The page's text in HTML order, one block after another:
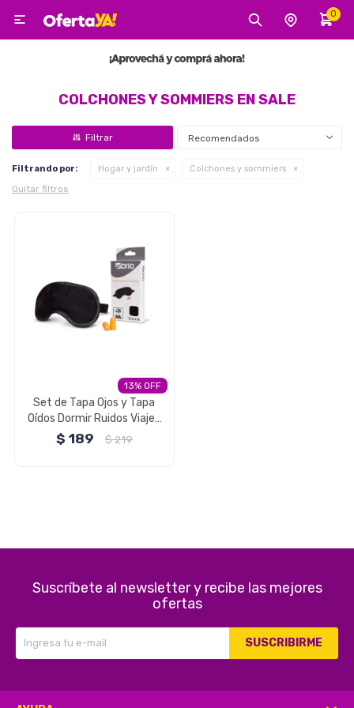
0

COLCHONES Y SOMMIERS EN SALE
Recomendados
Filtrando por: Hogar y jardín Colchones y sommiers
Quitar filtros
13
Set de Tapa Ojos y Tapa
Oídos Dormir Ruidos Viajes
Descanso Brio
$ 189 $219
Suscríbete al newsletter y recibe las mejores
ofertas
SUSCRIBIRME
MI CUENTA
Tecnología
Tv, Audio y Video
Gaming
Deportes y Tiempo Libre